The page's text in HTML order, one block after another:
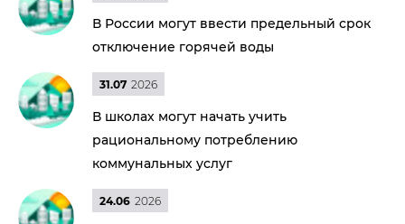
В России могут ввести предельный срок
отключение горячей воды
31.07 2026
В школах могут начать учить
рациональному потреблению
коммунальных услуг
24.06 2026